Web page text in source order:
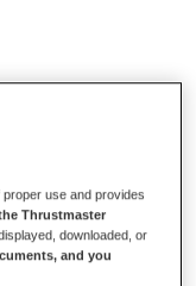
use and provides
Thrustmaster
downloaded, or
and you